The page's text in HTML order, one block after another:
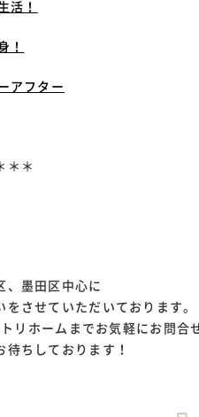
活！
！
アフター
＊＊
、墨田区中心に
させていただいております。
リホームまでお気軽にお問合
ちしております！